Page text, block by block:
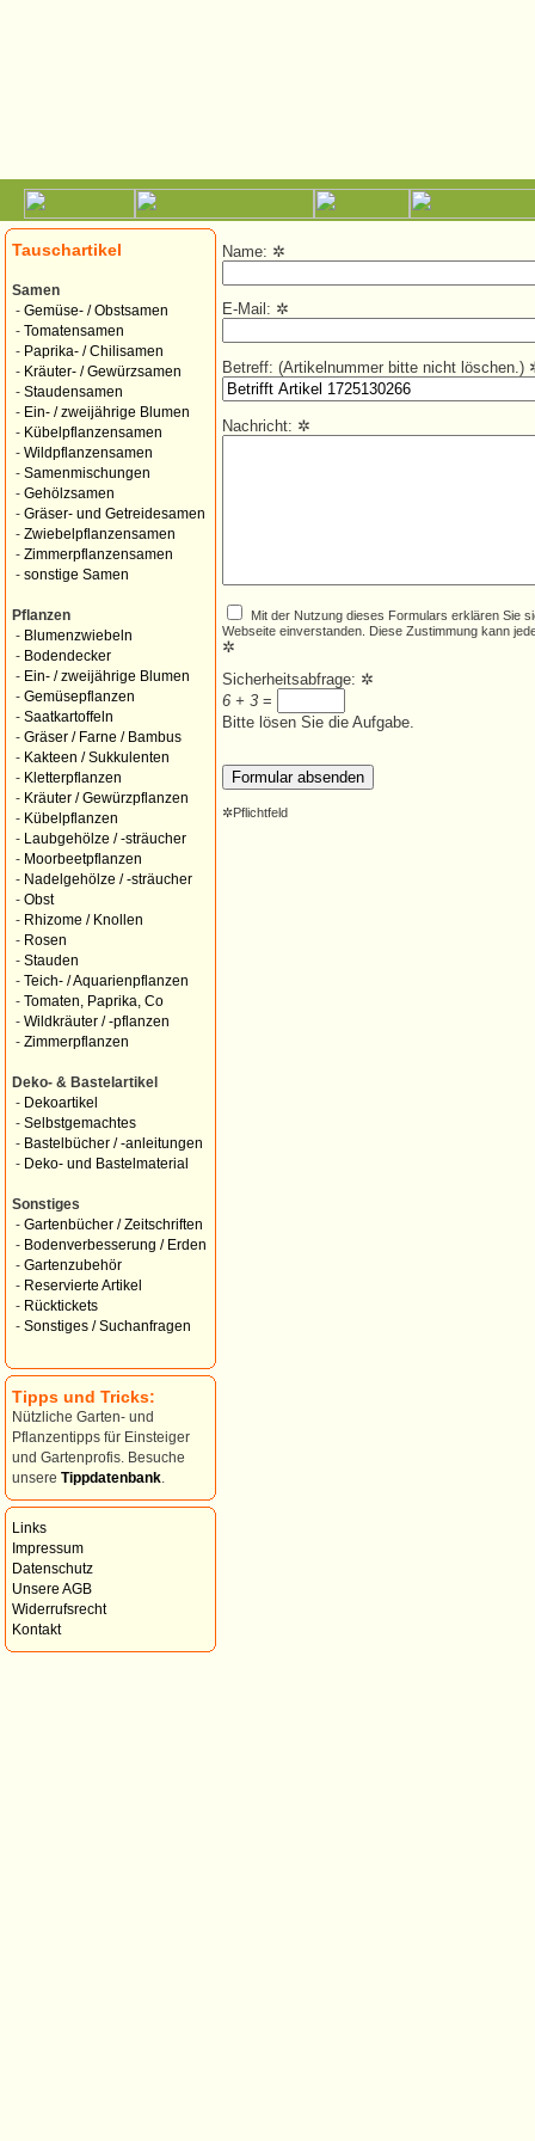
Tauschartikel
Samen
- Gemüse- / Obstsamen
- Tomatensamen
- Paprika- / Chilisamen
- Kräuter- / Gewürzsamen
- Staudensamen
- Ein- / zweijährige Blumen
- Kübelpflanzensamen
- Wildpflanzensamen
- Samenmischungen
- Gehölzsamen
- Gräser- und Getreidesamen
- Zwiebelpflanzensamen
- Zimmerpflanzensamen
- sonstige Samen
Pflanzen
- Blumenzwiebeln
- Bodendecker
- Ein- / zweijährige Blumen
- Gemüsepflanzen
- Saatkartoffeln
- Gräser / Farne / Bambus
- Kakteen / Sukkulenten
- Kletterpflanzen
- Kräuter / Gewürzpflanzen
- Kübelpflanzen
-
Laubgehölze / -sträucher
- Moorbeetpflanzen
- Nadelgehölze / -sträucher
- Obst
- Rhizome / Knollen
- Rosen
- Stauden
- Teich- / Aquarienpflanzen
- Tomaten, Paprika, Co
- Wildkräuter / -pflanzen
- Zimmerpflanzen
Deko- & Bastelartikel
- Dekoartikel
- Selbstgemachtes
- Bastelbücher / -anleitungen
- Deko- und Bastelmaterial
Sonstiges
- Gartenbücher / Zeitschriften
- Bodenverbesserung / Erden
- Gartenzubehör
- Reservierte Artikel
- Rücktickets
- Sonstiges / Suchanfragen
Tipps und Tricks:
Nützliche Garten- und
Pflanzentipps für Einsteiger
und Gartenprofis. Besuche
unsere Tippdatenbank
Links
Impressum
Datenschutz
Unsere AGB
Widerrufsrecht
Kontakt
Name: ✲
E-Mail: ✲
Betreff: (Artikelnummer bitte nicht löschen.)
Nachricht: ✲
Mit der Nutzung dieses Formulars erklären Sie
Webseite einverstanden. Diese Zustimmung kann
✲
Sicherheitsabfrage: ✲
6 + 3 =
Bitte lösen Sie die Aufgabe.
✲Pflichtfeld